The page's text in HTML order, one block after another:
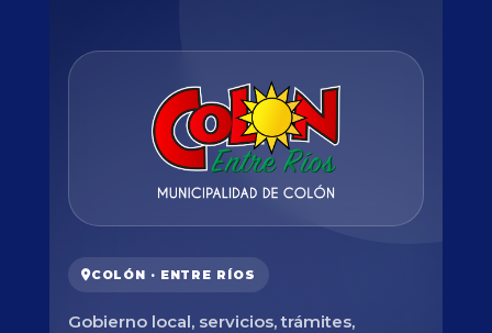
COLÓN · ENTRE RÍOS
Gobierno local, servicios, trámites,